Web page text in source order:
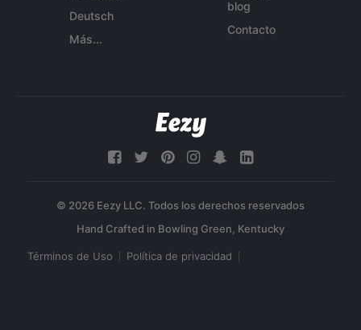
Deutsch
Más...
blog
Contacto
© 2026 Eezy LLC. Todos los derechos reservados
Términos de Uso Política de privacidad